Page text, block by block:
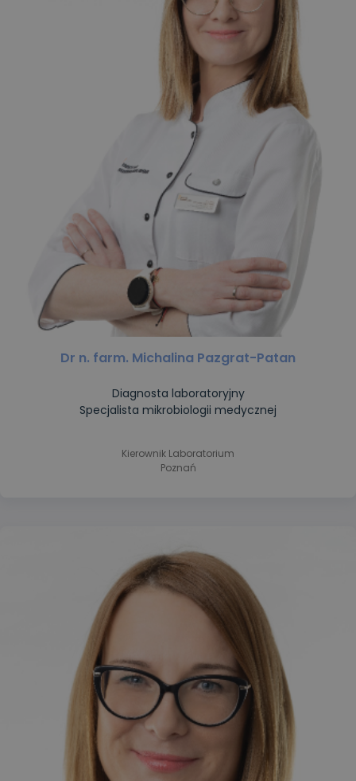
Dr n. farm. Michalina Pazgrat-Patan
Diagnosta laboratoryjny
Specjalista mikrobiologii medycznej
Kierownik Laboratorium
Poznań